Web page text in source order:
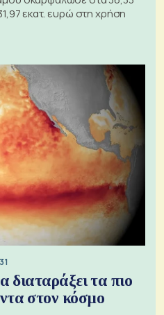
εκατ. ευρώ στη χρήση
διαταράξει τα πιο
στον κόσμο